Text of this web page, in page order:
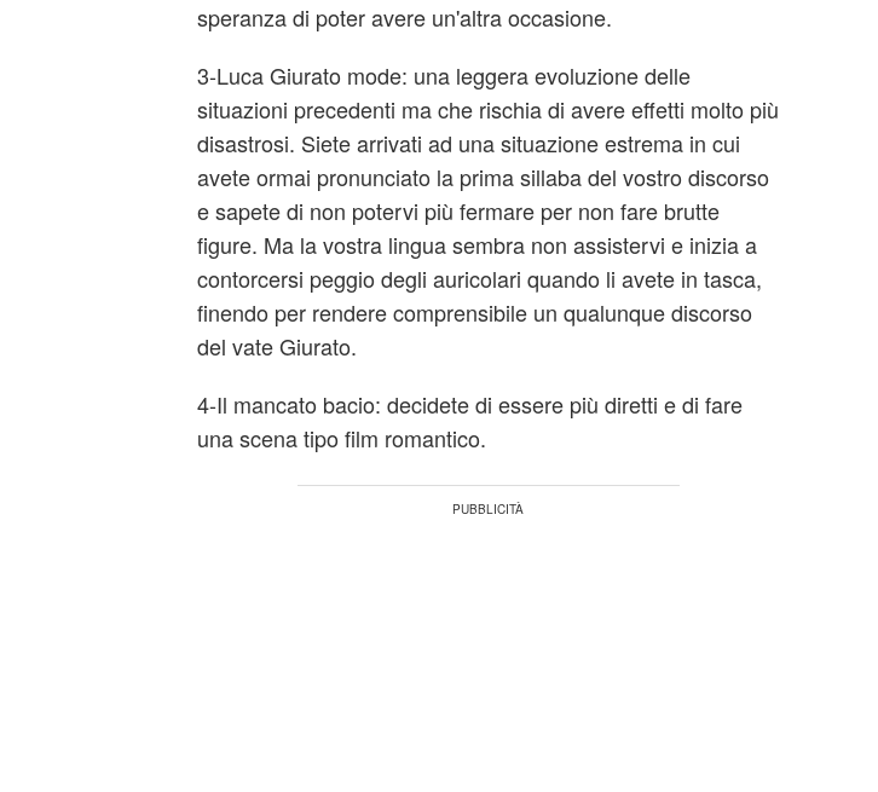
speranza di poter avere un'altra occasione.
3-Luca Giurato mode: una leggera evoluzione delle
situazioni precedenti ma che rischia di avere effetti molto più
disastrosi. Siete arrivati ad una situazione estrema in cui
avete ormai pronunciato la prima sillaba del vostro discorso
e sapete di non potervi più fermare per non fare brutte
figure. Ma la vostra lingua sembra non assistervi e inizia a
contorcersi peggio degli auricolari quando li avete in tasca,
finendo per rendere comprensibile un qualunque discorso
del vate Giurato.
4-Il mancato bacio: decidete di essere più diretti e di fare
una scena tipo film romantico.